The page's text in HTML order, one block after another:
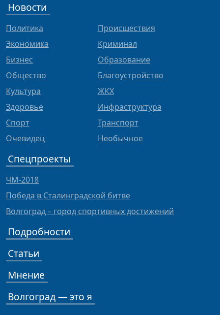
Новости
Политика
Экономика
Бизнес
Общество
Культура
Здоровье
Спорт
Очевидец
Происшествия
Криминал
Образование
Благоустройство
ЖКХ
Инфраструктура
Транспорт
Необычное
Спецпроекты
ЧМ-2018
Победа в Сталинградской битве
Волгоград – город спортивных достижений
Подробности
Статьи
Мнение
Волгоград — это я